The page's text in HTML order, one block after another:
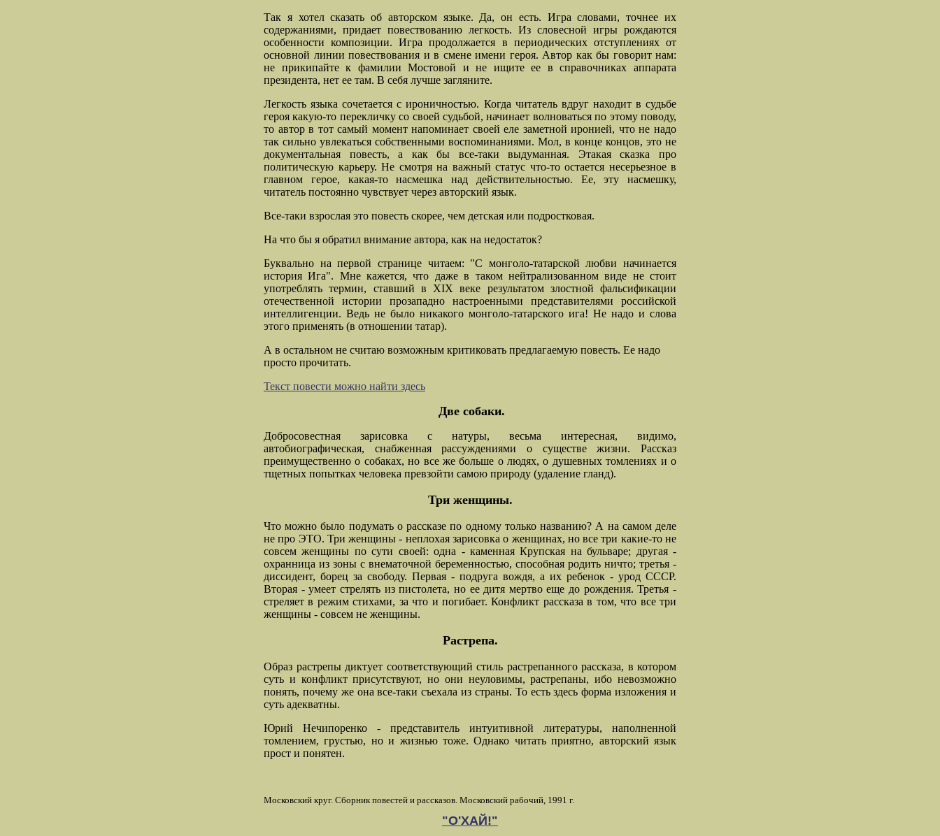
Так я хотел сказать об авторском языке. Да, он есть. Игра словами, точнее их
содержаниями, придает повествованию легкость. Из словесной игры рождаются
особенности композиции. Игра продолжается в периодических отступлениях от
основной линии повествования и в смене имени героя. Автор как бы говорит нам:
не прикипайте к фамилии Мостовой и не ищите ее в справочниках аппарата
президента, нет ее там. В себя лучше загляните.
Легкость языка сочетается с ироничностью. Когда читатель вдруг находит в судьбе
героя какую-то перекличку со своей судьбой, начинает волноваться по этому поводу,
то автор в тот самый момент напоминает своей еле заметной иронией, что не надо
так сильно увлекаться собственными воспоминаниями. Мол, в конце концов, это не
документальная повесть, а как бы все-таки выдуманная. Этакая сказка про
политическую карьеру. Не смотря на важный статус что-то остается несерьезное в
главном герое, какая-то насмешка над действительностью. Ее, эту насмешку,
читатель постоянно чувствует через авторский язык.
Все-таки взрослая это повесть скорее, чем детская или подростковая.
На что бы я обратил внимание автора, как на недостаток?
Буквально на первой странице читаем: "С монголо-татарской любви начинается
история Ига". Мне кажется, что даже в таком нейтрализованном виде не стоит
употреблять термин, ставший в XIX веке результатом злостной фальсификации
отечественной истории прозападно настроенными представителями российской
интеллигенции. Ведь не было никакого монголо-татарского ига! Не надо и слова
этого применять (в отношении татар).
А в остальном не считаю возможным критиковать предлагаемую повесть. Ее надо
просто прочитать.
Текст повести можно найти здесь
Две собаки.
Добросовестная зарисовка с натуры, весьма интересная, видимо,
автобиографическая, снабженная рассуждениями о существе жизни. Рассказ
преимущественно о собаках, но все же больше о людях, о душевных томлениях и о
тщетных попытках человека превзойти самою природу (удаление гланд).
Три женщины.
Что можно было подумать о рассказе по одному только названию? А на самом деле
не про ЭТО. Три женщины - неплохая зарисовка о женщинах, но все три какие-то не
совсем женщины по сути своей: одна - каменная Крупская на бульваре; другая -
охранница из зоны с внематочной беременностью, способная родить ничто; третья -
диссидент, борец за свободу. Первая - подруга вождя, а их ребенок - урод СССР.
Вторая - умеет стрелять из пистолета, но ее дитя мертво еще до рождения. Третья -
стреляет в режим стихами, за что и погибает. Конфликт рассказа в том, что все три
женщины - совсем не женщины.
Растрепа.
Образ растрепы диктует соответствующий стиль растрепанного рассказа, в котором
суть и конфликт присутствуют, но они неуловимы, растрепаны, ибо невозможно
понять, почему же она все-таки съехала из страны. То есть здесь форма изложения и
суть адекватны.
Юрий Нечипоренко - представитель интуитивной литературы, наполненной
томлением, грустью, но и жизнью тоже. Однако читать приятно, авторский язык
прост и понятен.
Московский круг. Сборник повестей и рассказов. Московский рабочий, 1991 г.
"О'ХАЙ!"